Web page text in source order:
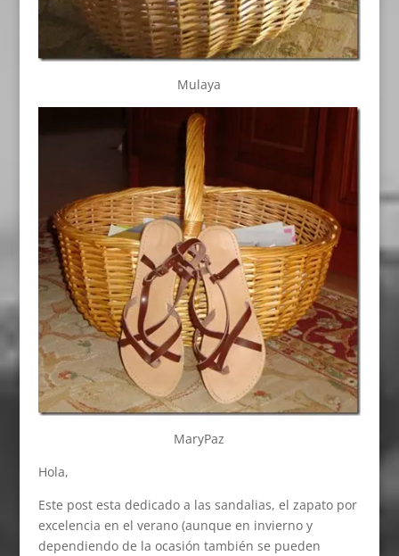
Mulaya
MaryPaz
Hola,
Este post esta dedicado a las sandalias, el zapato por
excelencia en el verano (aunque en invierno y
dependiendo de la ocasión también se pueden